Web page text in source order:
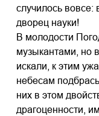
случилось вовсе:
дворец науки!
В молодости
музыкантами, но
искали, к этим
небесам
них в этом
драгоценности,